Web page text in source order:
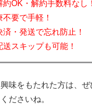
OK・解約手数料なし！
要で手軽！
・発送で忘れ防止！
スキップも可能！
興味をもたれた方は、ぜ
ださいね。